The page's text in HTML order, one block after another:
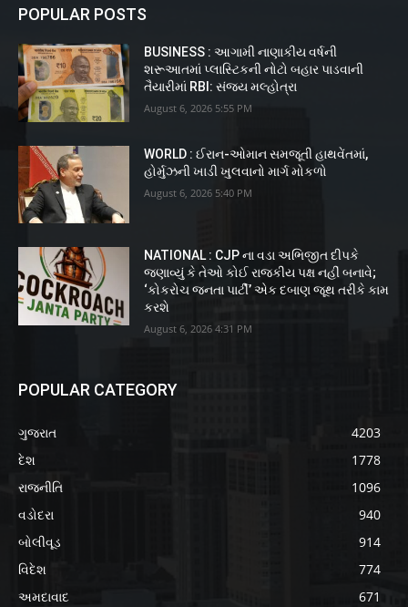
POPULAR POSTS
BUSINESS : આગામી નાણાકીય વર્ષની
શરૂઆતમાં પ્લાસ્ટિકની નોટો બહાર પાડવાની
તૈયારીમાં RBI: સંજય મલ્હોત્રા
August 6, 2026 5:55 PM
WORLD : ઈરાન-ઓમાન સમજૂતી હાથવેંતમાં,
હોર્મુઝની ખાડી ખુલવાનો માર્ગ મોકળો
August 6, 2026 5:40 PM
NATIONAL : CJP ના વડા અભિજીત દીપકે
જણાવ્યું કે તેઓ કોઈ રાજકીય પક્ષ નહીં બનાવે;
‘કોકરોચ જનતા પાર્ટી’ એક દબાણ જૂથ તરીકે કામ
કરશે
August 6, 2026 4:31 PM
POPULAR CATEGORY
ગુજરાત
4203
દેશ
1778
રાજનીતિ
1096
વડોદરા
940
બોલીવૂડ
914
વિદેશ
774
અમદાવાદ
671